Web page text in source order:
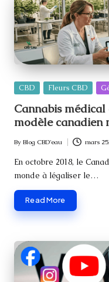
Posted
CBD Fleurs CBD
Cannabis
modèle canadien
Posted
by
By Blog CBD'eau mars
En octobre 2018, le
monde à légaliser le…
Read More